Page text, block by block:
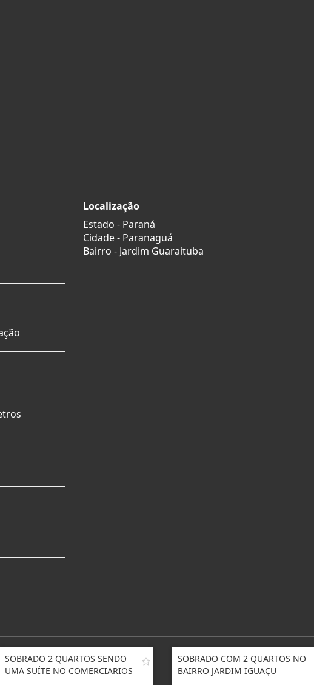
Localização
Estado - Paraná
Cidade - Paranaguá
Bairro - Jardim Guaraituba
SOBRADO 2 QUARTOS SENDO
UMA SUÍTE NO COMERCIARIOS
SOBRADO COM 2 QUARTOS NO
BAIRRO JARDIM IGUAÇU